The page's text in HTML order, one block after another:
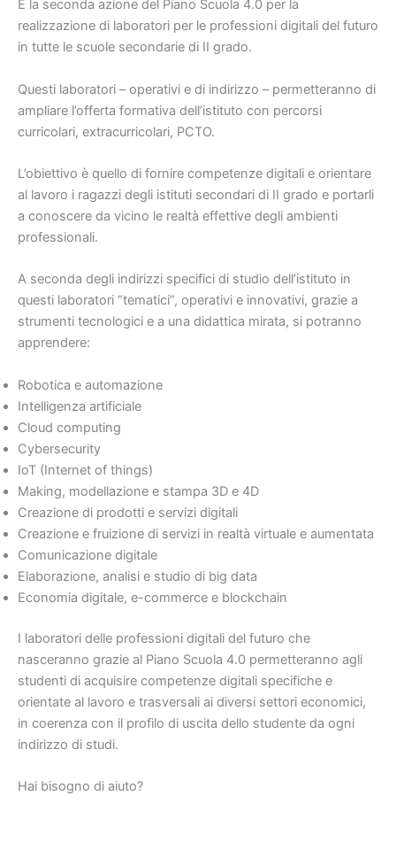
È la seconda azione del Piano Scuola 4.0 per la
realizzazione di laboratori per le professioni digitali del futuro
in tutte le scuole secondarie di II grado.
Questi laboratori – operativi e di indirizzo – permetteranno di
ampliare l’offerta formativa dell’istituto con percorsi
curricolari, extracurricolari, PCTO.
L’obiettivo è quello di fornire competenze digitali e orientare
al lavoro i ragazzi degli istituti secondari di II grado e portarli
a conoscere da vicino le realtà effettive degli ambienti
professionali.
A seconda degli indirizzi specifici di studio dell’istituto in
questi laboratori “tematici”, operativi e innovativi, grazie a
strumenti tecnologici e a una didattica mirata, si potranno
apprendere:
Robotica e automazione
Intelligenza artificiale
Cloud computing
Cybersecurity
IoT (Internet of things)
Making, modellazione e stampa 3D e 4D
Creazione di prodotti e servizi digitali
Creazione e fruizione di servizi in realtà virtuale e aumentata
Comunicazione digitale
Elaborazione, analisi e studio di big data
Economia digitale, e-commerce e blockchain
I laboratori delle professioni digitali del futuro che
nasceranno grazie al Piano Scuola 4.0 permetteranno agli
studenti di acquisire competenze digitali specifiche e
orientate al lavoro e trasversali ai diversi settori economici,
in coerenza con il profilo di uscita dello studente da ogni
indirizzo di studi.
Hai bisogno di aiuto?